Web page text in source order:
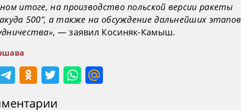
итоге, на производство польской версии ракеты
500“, а также на обсуждение дальнейших этапов
, — заявил Косиняк-Камыш.